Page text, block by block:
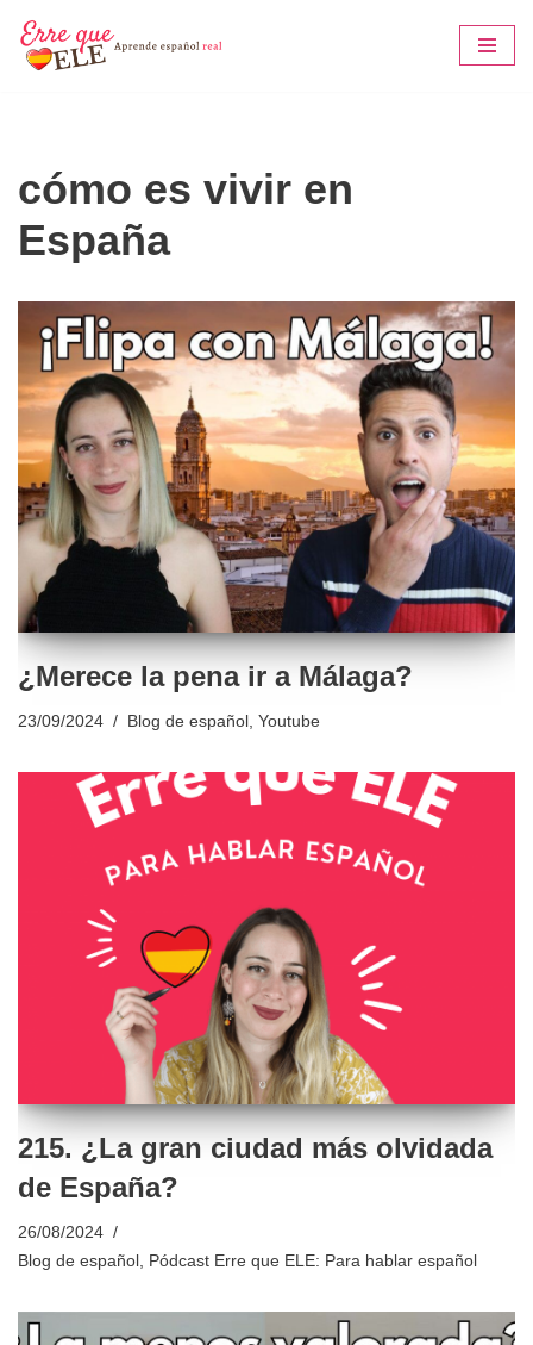
Saltar
cómo es vivir en
España
¿Merece la pena ir a Málaga?
23/09/2024 Blog de español , Youtube
215. ¿La gran ciudad más olvidada
de España?
26/08/2024
Blog de español , Pódcast Erre que ELE: Para hablar español